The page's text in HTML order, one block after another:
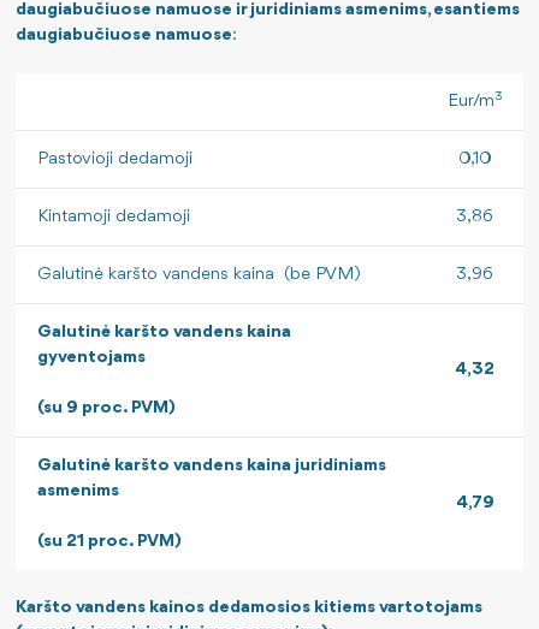
daugiabučiuose namuose ir juridiniams asmenims, esantiems
daugiabučiuose namuose:
Eur/m3
Pastovioji dedamoji 0,10
Kintamoji dedamoji 3,86
Galutinė karšto vandens kaina (be PVM) 3,96
Galutinė karšto vandens kaina
gyventojams
(su 9 proc. PVM)
4,32
Galutinė karšto vandens kaina juridiniams
asmenims
(su 21 proc. PVM)
4,79
Karšto vandens kainos dedamosios kitiems vartotojams